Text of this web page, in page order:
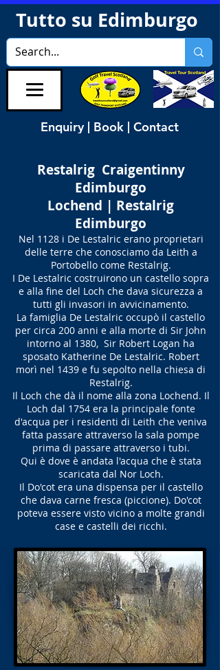
Tutto su Edimburgo
Enquiry | Book | Contact
Restalrig Craigentinny
Edimburgo
Lochend | Restalrig
Edimburgo
Nel 1128 i De Lestalric erano proprietari
delle terre che conosciamo da Leith a
Portobello come Restalrig.
I De Lestalric costruirono un castello sopra
e alla fine del Loch che dava sicurezza a
tutti gli invasori in avvicinamento.
La famiglia De Lestalric occupò il castello
per circa 200 anni e alla morte di Sir John
intorno al 1380, Sir Robert Logan ha
sposato Katherine De Lestalric. Robert
morì nel 1439 e fu sepolto nella chiesa di
Restalrig.
Il Loch che dà il nome alla zona Lochend. Il
Loch dal 1754 era la principale fonte
d'acqua per i residenti di Leith che veniva
fatta passare attraverso la sala pompe
prima di passare attraverso i tubi.
Qui è dove è andata l'acqua che è stata
scaricata dal Nor Loch.
Il Do'cot era una dispensa per il castello
che dava carne fresca (piccione). Do'cot
poteva essere visto vicino a molte grandi
case e castelli dei ricchi.